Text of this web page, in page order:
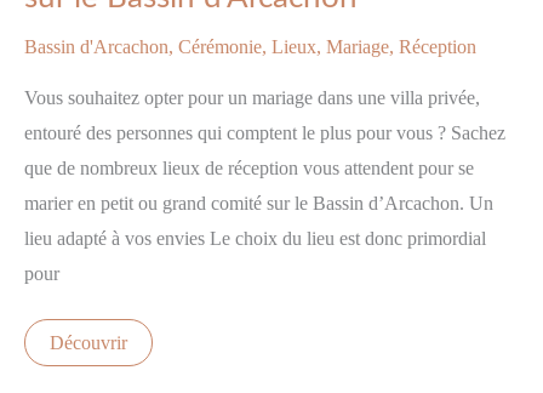
Bassin d'Arcachon, Cérémonie, Lieux, Mariage, Réception
Vous souhaitez opter pour un mariage dans une villa privée,
entouré des personnes qui comptent le plus pour vous ? Sachez
que de nombreux lieux de réception vous attendent pour se
marier en petit ou grand comité sur le Bassin d’Arcachon. Un
lieu adapté à vos envies Le choix du lieu est donc primordial
pour
Découvrir